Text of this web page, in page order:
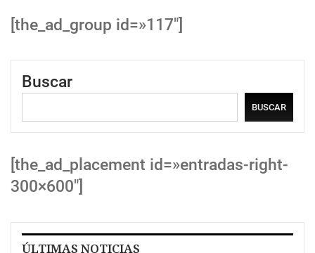
[the_ad_group id=»117″]
Buscar
BUSCAR
[the_ad_placement id=»entradas-right-
300×600″]
ÚLTIMAS NOTICIAS